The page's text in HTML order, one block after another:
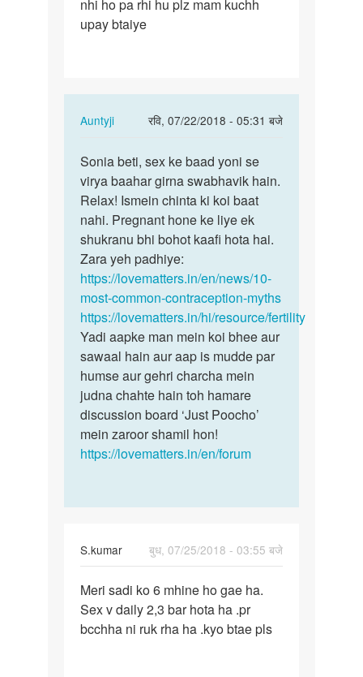
h
or
nhi ho pa rhi hu plz mam kuchh
upay btaiye
Auntyji
रवि, 07/22/2018 - 05:31 बजे
In
to
Meri
age
32
h
or
shadi
ko
9…
by
Sonia
Sonia
beti,
sex
ke
baad
yoni…
Sonia beti, sex ke baad yoni se
virya baahar girna swabhavik hain.
Relax! Ismein chinta ki koi baat
nahi. Pregnant hone ke liye ek
shukranu bhi bohot kaafi hota hai.
Zara yeh padhiye:
https://lovematters.in/en/news/10-
most-common-contraception-myths
https://lovematters.in/hi/resource/fertility
Yadi aapke man mein koi bhee aur
sawaal hain aur aap is mudde par
humse aur gehri charcha mein
judna chahte hain toh hamare
discussion board ‘Just Poocho’
mein zaroor shamil hon!
https://lovematters.in/en/forum
S.kumar
बुध, 07/25/2018 - 03:55 बजे
Meri
sadi
ko
Meri sadi ko 6 mhine ho gae ha.
Sex v daily 2,3 bar hota ha .pr
bcchha ni ruk rha ha .kyo btae pls